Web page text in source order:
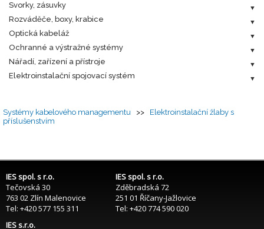
Svorky, zásuvky
Rozváděče, boxy, krabice
Optická kabeláž
Ochranné a výstražné systémy
Nářadí, zařízení a přístroje
Elektroinstalační spojovací systém
Systémy kabelového managementu >>
Elektroinstalační žlaby s
příslušenstvím
IES spol. s r.o.
Tečovská 30
763 02 Zlín Malenovice
Tel: +420 577 155 311
IES spol. s r.o.
Zděbradská 72
251 01 Říčany-Jažlovice
Tel: +420 774 590 020
IES s.r.o.